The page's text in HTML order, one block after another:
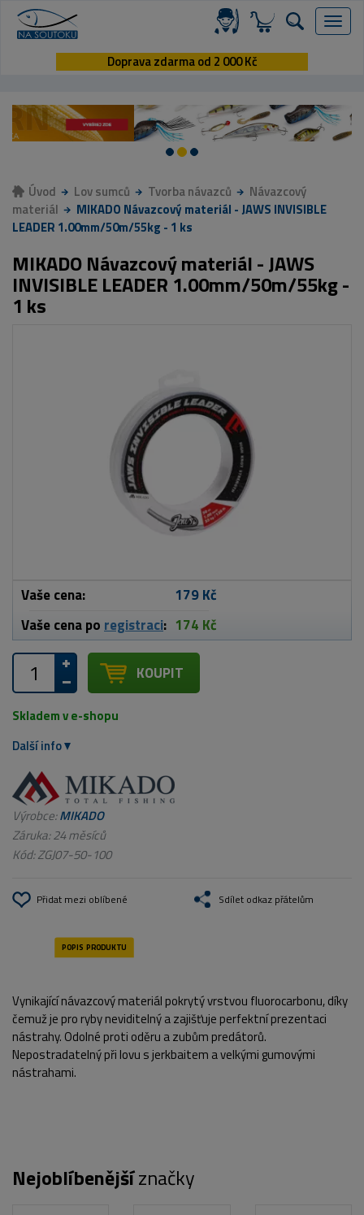
Menu
Doprava zdarma od 2 000 Kč
Úvod Lov sumců Tvorba návazců
Návazcový
materiál
MIKADO Návazcový materiál - JAWS INVISIBLE
LEADER 1.00mm/50m/55kg - 1 ks
MIKADO Návazcový materiál - JAWS
INVISIBLE LEADER 1.00mm/50m/55kg -
1 ks
Vaše cena:
179 Kč
Vaše cena po registraci: 174 Kč
KOUPIT
Skladem v e-shopu
Další info
Výrobce:MIKADO
Záruka: 24 měsíců
Kód:ZGJ07-50-100
Přidat mezi oblíbené Sdílet odkaz přátelům
Vynikající návazcový materiál pokrytý vrstvou fluorocarbonu, díky
čemuž je pro ryby neviditelný a zajišťuje perfektní prezentaci
nástrahy. Odolné proti oděru a zubům predátorů.
Nepostradatelný při lovu s jerkbaitem a velkými gumovými
nástrahami.
Nejoblíbenějšíznačky